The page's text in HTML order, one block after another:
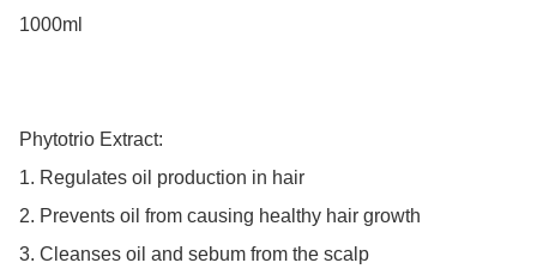
1000ml
Phytotrio Extract:
1. Regulates oil production in hair
2. Prevents oil from causing healthy hair growth
3. Cleanses oil and sebum from the scalp